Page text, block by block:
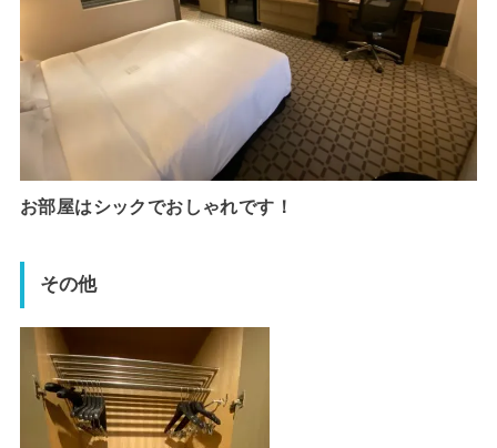
お部屋はシックでおしゃれです！
その他